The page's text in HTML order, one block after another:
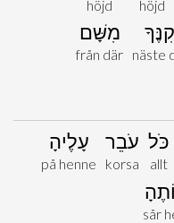
höjd
höjd
קִנֶּךָ
näste
מִשָּׁם
från där
כֹּל
allt
עֹבֵר
korsa
עָלֶיהָ
på henne
sår